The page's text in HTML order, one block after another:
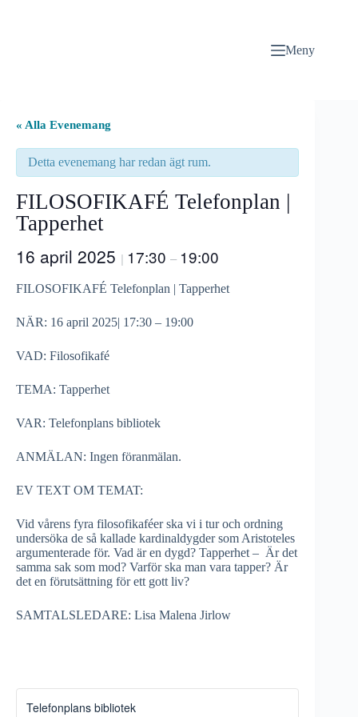
Meny
« Alla Evenemang
Detta evenemang har redan ägt rum.
FILOSOFIKAFÉ Telefonplan |
Tapperhet
16 april 2025 | 17:30 – 19:00
FILOSOFIKAFÉ Telefonplan | Tapperhet
NÄR: 16 april 2025| 17:30 – 19:00
VAD: Filosofikafé
TEMA: Tapperhet
VAR: Telefonplans bibliotek
ANMÄLAN: Ingen föranmälan.
EV TEXT OM TEMAT:
Vid vårens fyra filosofikaféer ska vi i tur och ordning
undersöka de så kallade kardinaldygder som Aristoteles
argumenterade för. Vad är en dygd? Tapperhet – Är det
samma sak som mod? Varför ska man vara tapper? Är
det en förutsättning för ett gott liv?
SAMTALSLEDARE: Lisa Malena Jirlow
Telefonplans bibliotek